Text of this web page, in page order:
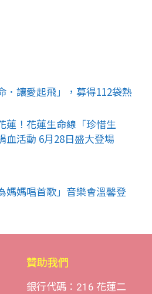
．讓愛起飛」，募得112袋熱
蓮！花蓮生命線「珍惜生
血活動 6月28日盛大登場
媽媽唱首歌」音樂會溫馨登
贊助我們
銀行代碼：216 花蓮二